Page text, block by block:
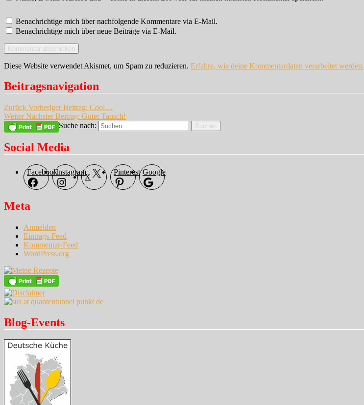
Benachrichtige mich über nachfolgende Kommentare via E-Mail.
Benachrichtige mich über neue Beiträge via E-Mail.
Diese Website verwendet Akismet, um Spam zu reduzieren. Erfahre, wie deine Kommentardaten verarbeitet werden.
Beitragsnavigation
Zurück Vorheriger Beitrag: Cool…
Weiter Nächster Beitrag: Guter Tausch!
Suche nach:
Suchen
Social Media
FacebookInstagram
X
Pinterest Google
Meta
Anmelden
Eintrags-Feed
Kommentar-Feed
WordPress.org
Blog-Events